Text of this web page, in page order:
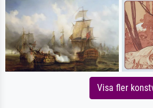
Visa fler